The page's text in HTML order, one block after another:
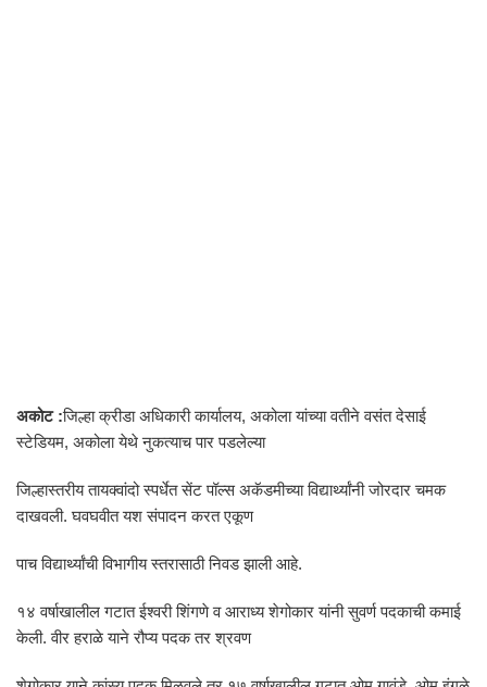
अकोट :जिल्हा क्रीडा अधिकारी कार्यालय, अकोला यांच्या वतीने वसंत देसाई
स्टेडियम, अकोला येथे नुकत्याच पार पडलेल्या
जिल्हास्तरीय तायक्वांदो स्पर्धेत सेंट पॉल्स अकॅडमीच्या विद्यार्थ्यांनी जोरदार चमक
दाखवली. घवघवीत यश संपादन करत एकूण
पाच विद्यार्थ्यांची विभागीय स्तरासाठी निवड झाली आहे.
१४ वर्षाखालील गटात ईश्वरी शिंगणे व आराध्य शेगोकार यांनी सुवर्ण पदकाची कमाई
केली. वीर हराळे याने रौप्य पदक तर श्रवण